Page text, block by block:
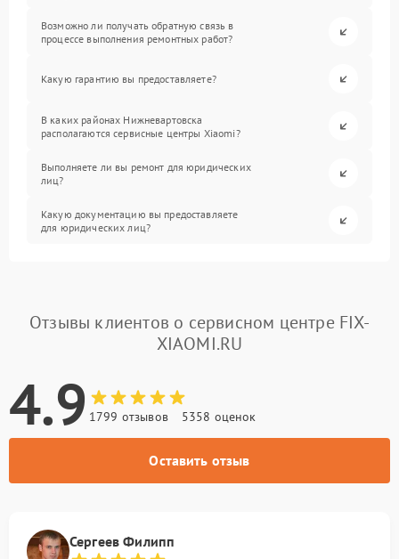
Возможно ли получать обратную связь в
процессе выполнения ремонтных работ?
Какую гарантию вы предоставляете?
В каких районах Нижневартовска
располагаются сервисные центры Xiaomi?
Выполняете ли вы ремонт для юридических
лиц?
Какую документацию вы предоставляете
для юридических лиц?
Отзывы клиентов о сервисном центре FIX-
XIAOMI.RU
4.9 1799 отзывов 5358 оценок
Оставить отзыв
Сергеев Филипп